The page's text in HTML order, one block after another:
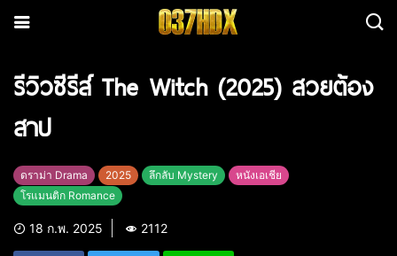
รีวิวซีรีส์ The Witch (2025) สวยต้อง
สาป
ดราม่า Drama 2025 ลึกลับ Mystery
หนังเอเชีย
โรแมนติก Romance
18 ก.พ. 2025 2112